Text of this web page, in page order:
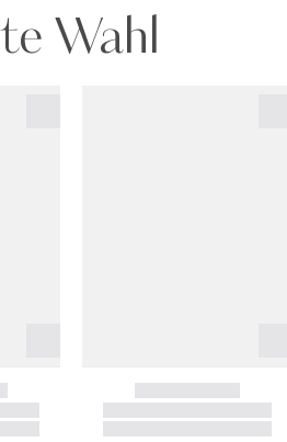
Wahl